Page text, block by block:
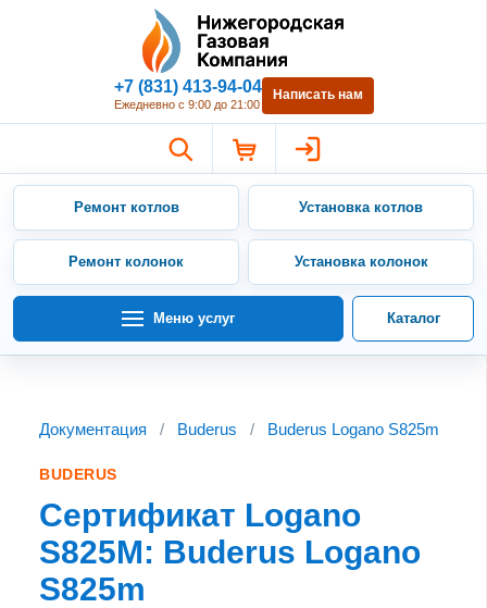
Нижегородская Газовая
+7 (831) 413-94-04
Ежедневно с 9:00 до 21:00
Написать нам
Ремонт котлов Установка котлов
Ремонт колонок Установка колонок
Меню услуг Каталог
Документация / Buderus / Buderus Logano S825m
BUDERUS
Сертификат Logano
S825M: Buderus Logano
S825m